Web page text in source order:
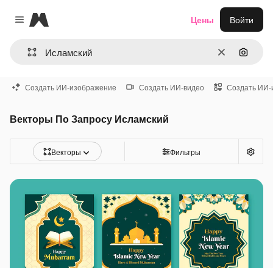
Close menu
Magnific
ОчиститьПоиск
Цены Войти
Создать ИИ-изображение Создать ИИ-видео Создать ИИ-
Векторы По Запросу Исламский
Векторы Фильтры